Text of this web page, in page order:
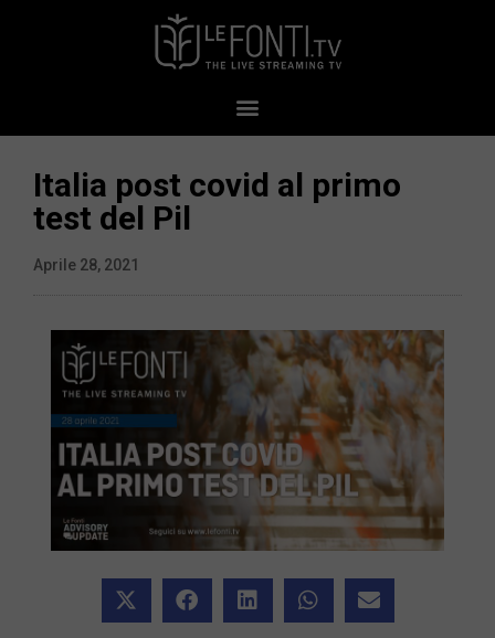
Italia post covid al primo
test del Pil
Aprile 28, 2021